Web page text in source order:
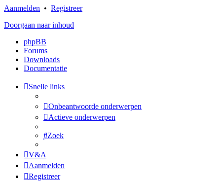
Aanmelden • Registreer
Doorgaan naar inhoud
phpBB
Forums
Downloads
Documentatie
Snelle links
Onbeantwoorde onderwerpen
Actieve onderwerpen
Zoek
V&A
Aanmelden
Registreer